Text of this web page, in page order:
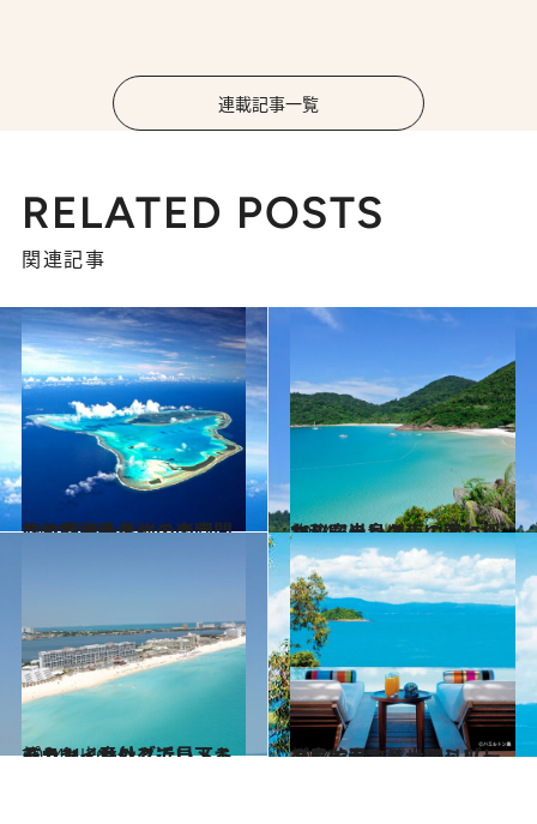
連載記事一覧
RELATED POSTS
関連記事
2014.4.19
フィジーとタヒチの合間に位置する最強の楽園、クック諸島へ
旅＆お出かけ 2014.5.3
マレー半島の東の海に浮かぶジャングルに覆われた秘密の島
旅＆お出かけ
2014.4.26
パラセイリングで見下ろそう！ 意外と近いメキシカン・カリブ
旅＆お出かけ 2014.3.20
グレート・バリア・リーフに位置する大型リゾートアイランド、ハミルトン島
旅＆お出かけ